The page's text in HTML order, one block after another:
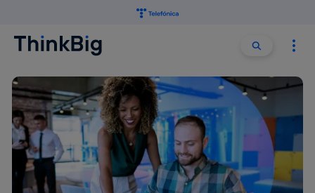
Buscar